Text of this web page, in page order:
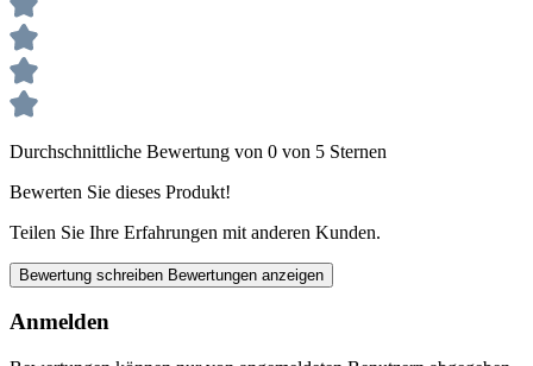
Durchschnittliche Bewertung von 0 von 5 Sternen
Bewerten Sie dieses Produkt!
Teilen Sie Ihre Erfahrungen mit anderen Kunden.
Bewertung schreiben Bewertungen anzeigen
Anmelden